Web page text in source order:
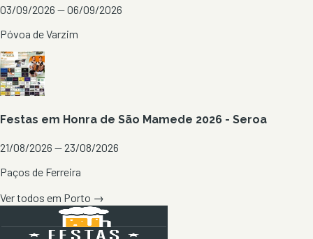
03/09/2026 — 06/09/2026
Póvoa de Varzim
Festas em Honra de São Mamede 2026 - Seroa
21/08/2026 — 23/08/2026
Paços de Ferreira
Ver todos em Porto →